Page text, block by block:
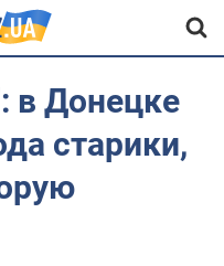
в Донецке
старики,